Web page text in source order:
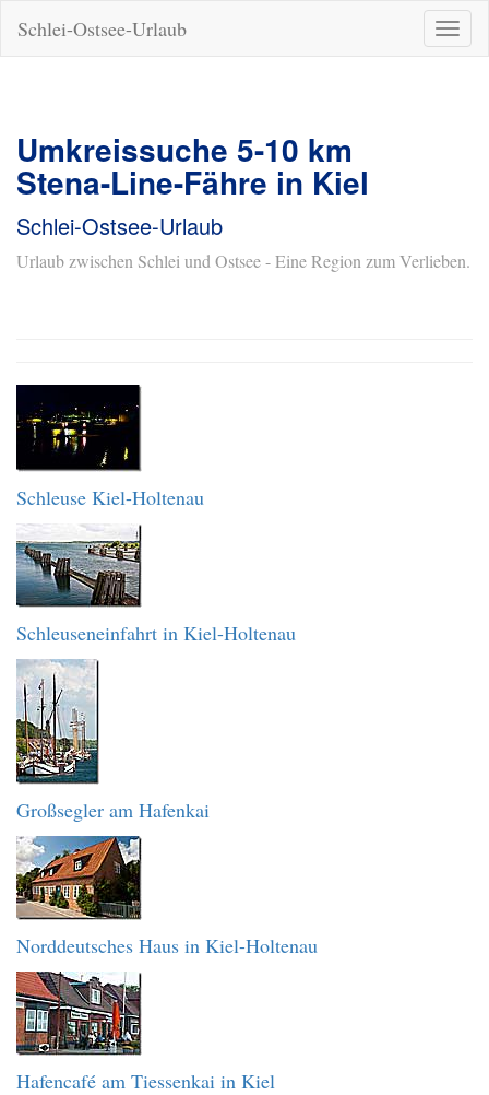
ein-/
Schlei-Ostsee-Urlaub
Umkreissuche 5-10 km
Stena-Line-Fähre in Kiel
Schlei-Ostsee-Urlaub
Urlaub zwischen Schlei und Ostsee - Eine Region zum Verlieben.
Schleuse Kiel-Holtenau
Schleuseneinfahrt in Kiel-Holtenau
Großsegler am Hafenkai
Norddeutsches Haus in Kiel-Holtenau
Hafencafé am Tiessenkai in Kiel